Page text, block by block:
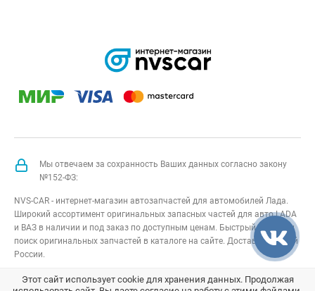
Мы отвечаем за сохранность Ваших данных согласно закону
№152-ФЗ:
NVS-CAR - интернет-магазин автозапчастей для автомобилей Лада.
Широкий ассортимент оригинальных запасных частей для авто LADA
и ВАЗ в наличии и под заказ по доступным ценам. Быстрый подбор и
поиск оригинальных запчастей в каталоге на сайте. Доставка по всей
России.
NVS-CAR© 2014 –2026Все права защищеныкарта сайта;
Этот сайт использует cookie для хранения данных. Продолжая